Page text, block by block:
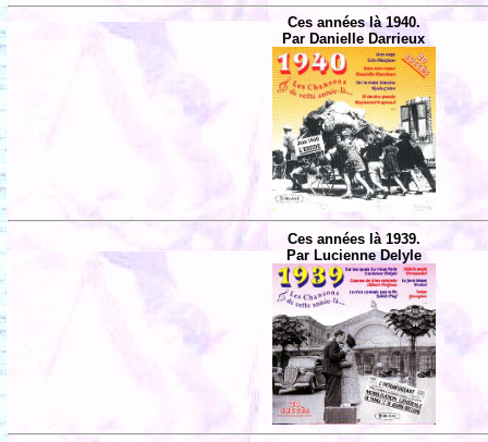
Ces années là 1940.
Par Danielle Darrieux
Ces années là 1939.
Par Lucienne Delyle